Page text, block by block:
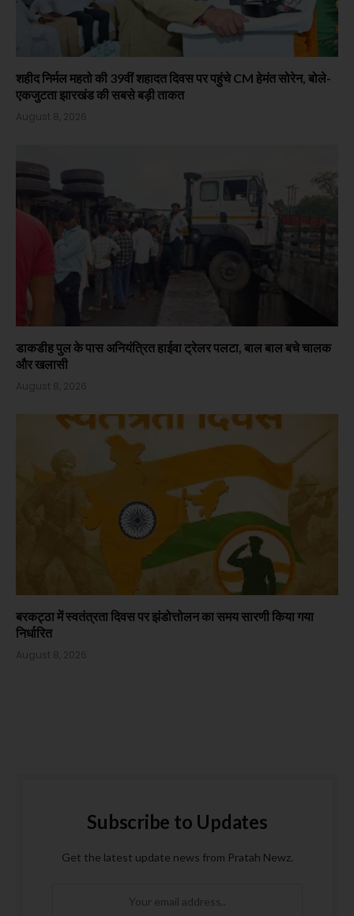
शहीद निर्मल महतो की 39वीं शहादत दिवस पर पहुंचे CM हेमंत सोरेन, बोले-
एकजुटता झारखंड की सबसे बड़ी ताकत
August 8, 2026
डाकडीह पुल के पास अनियंत्रित हाईवा ट्रेलर पलटा, बाल बाल बचे चालक
और खलासी
August 8, 2026
बरकट्ठा में स्वतंत्रता दिवस पर झंडोत्तोलन का समय सारणी किया गया
निर्धारित
August 8, 2026
Subscribe to Updates
Get the latest update news from Pratah Newz.